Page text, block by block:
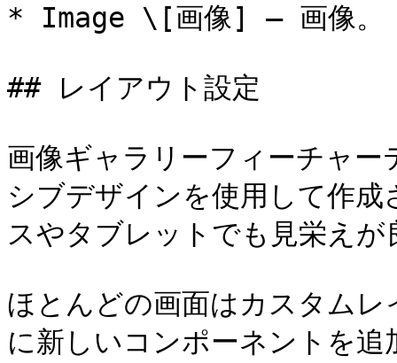
* Image \[画像] — 画像。
## レイアウト設定
画像ギャラリーフィーチャ
シブデザインを使用して作
スやタブレットでも見栄えが
ほとんどの画面はカスタム
に新しいコンポーネントを